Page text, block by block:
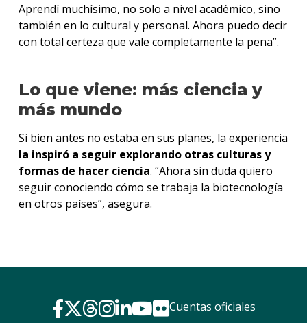
Aprendí muchísimo, no solo a nivel académico, sino
también en lo cultural y personal. Ahora puedo decir
con total certeza que vale completamente la pena”.
Lo que viene: más ciencia y
más mundo
Si bien antes no estaba en sus planes, la experiencia
la inspiró a seguir explorando otras culturas y
formas de hacer ciencia. “Ahora sin duda quiero
seguir conociendo cómo se trabaja la biotecnología
en otros países”, asegura.
Cuentas oficiales